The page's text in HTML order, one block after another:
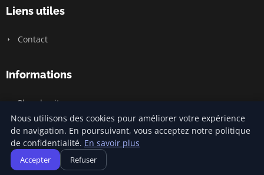
Liens utiles
Contact
Informations
Plan du site
© 2026 Jamm Saintlouis. Tous droits réservés.
Nous utilisons des cookies pour améliorer votre expérience
de navigation. En poursuivant, vous acceptez notre politique
de confidentialité. En savoir plus
Accepter Refuser